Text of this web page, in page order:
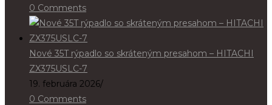
0 Comments
Nové 35T rýpadlo so skráteným presahom – HITACHI
ZX375USLC-7
19. februára 2026/
0 Comments